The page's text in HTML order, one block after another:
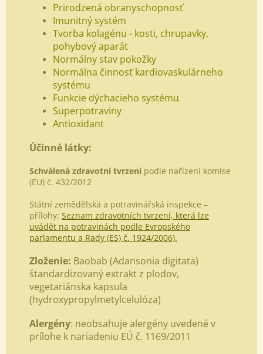
Prirodzená obranyschopnosť
Imunitný systém
Tvorba kolagénu - kosti, chrupavky,
pohybový aparát
Normálny stav pokožky
Normálna činnosť kardiovaskulárneho
systému
Funkcie dýchacieho systému
Superpotraviny
Antioxidant
Účinné látky:
Schválená zdravotní tvrzenípodle nařízení komise
(EU) č. 432/2012
Státní zemědělská a potravinářská inspekce –
přílohy: Seznam zdravotních tvrzení, která lze
uvádět na potravinách podle Evropského
parlamentu a Rady (ES) č. 1924/2006).
Zloženie: Baobab (Adansonia digitata)
štandardizovaný extrakt z plodov,
vegetariánska kapsula
(hydroxypropylmetylcelulóza)
Alergény: neobsahuje alergény uvedené v
prílohe k nariadeniu EÚ č. 1169/2011